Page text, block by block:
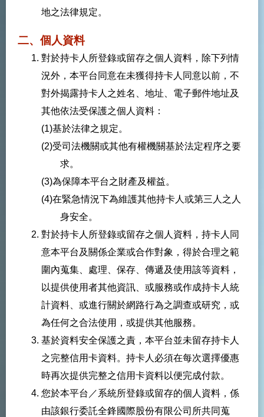
地之法律規定。
二、個人資料
對於持卡人所登錄或留存之個人資料，除下列情
況外，本平台同意在未獲得持卡人同意以前，不
對外揭露持卡人之姓名、地址、電子郵件地址及
其他依法受保護之個人資料：
(1)基於法律之規定。
(2)受司法機關或其他有權機關基於法定程序之要
求。
(3)為保障本平台之財產及權益。
(4)在緊急情況下為維護其他持卡人或第三人之人
身安全。
對於持卡人所登錄或留存之個人資料，持卡人同
意本平台及關係企業或合作對象，得於合理之範
圍內蒐集、處理、保存、傳遞及使用該等資料，
以提供使用者其他資訊、或服務或作成持卡人統
計資料、或進行關於網路行為之調查或研究，或
為任何之合法使用，或提供其他服務。
基於資料安全保護之責，本平台並未留存持卡人
之完整信用卡資料。持卡人必須在每次選擇優惠
時再次提供完整之信用卡資料以便完成付款。
您於本平台／系統所登錄或留存的個人資料，係
由該銀行委託全鋒國際股份有限公司所共同蒐